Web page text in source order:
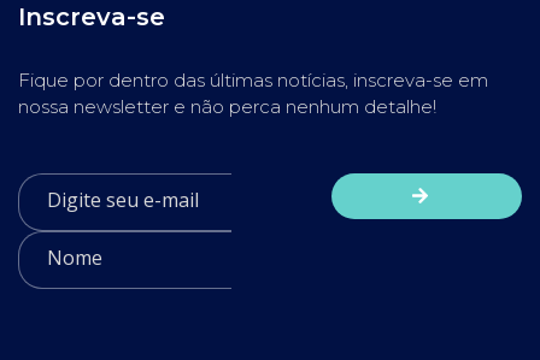
Inscreva-se
Fique por dentro das últimas notícias, inscreva-se em
nossa newsletter e não perca nenhum detalhe!